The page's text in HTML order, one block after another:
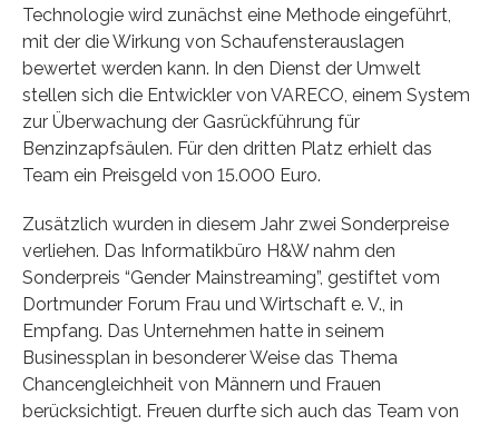
Technologie wird zunächst eine Methode eingeführt,
mit der die Wirkung von Schaufensterauslagen
bewertet werden kann. In den Dienst der Umwelt
stellen sich die Entwickler von VARECO, einem System
zur Überwachung der Gasrückführung für
Benzinzapfsäulen. Für den dritten Platz erhielt das
Team ein Preisgeld von 15.000 Euro.
Zusätzlich wurden in diesem Jahr zwei Sonderpreise
verliehen. Das Informatikbüro H&W nahm den
Sonderpreis “Gender Mainstreaming”, gestiftet vom
Dortmunder Forum Frau und Wirtschaft e. V., in
Empfang. Das Unternehmen hatte in seinem
Businessplan in besonderer Weise das Thema
Chancengleichheit von Männern und Frauen
berücksichtigt. Freuen durfte sich auch das Team von